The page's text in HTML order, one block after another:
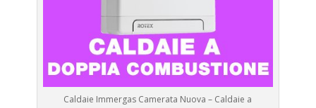
Caldaie Immergas Camerata Nuova – Caldaie a